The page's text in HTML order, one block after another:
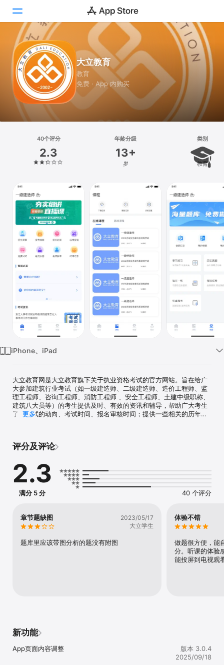
Today
游戏
App
Vision
Watch
大立教育
教育
免费 · App 内购买
40个评分
2.3
年龄分级
13+
岁
类别
教育
iPhone、iPad
大立教育网是大立教育旗下关于执业资格考试的官方网站。旨在给广
大参加建筑行业考试（如一级建造师、二级建造师、造价工程师、监
理工程师、咨询工程师、消防工程师 、安全工程师、土建中级职称、
建筑八大员等）的考生提供及时、有效的资讯和辅导，帮助广大考生
了解考试的动向、考试时间、报名审核时间；提供一些相关的历年真
大立教育是国内专业的建筑工程类执业资格考前培训机构，全国十佳
职业培训机构，原建设部干部学院战略合作单位。大立教育目前在全
国设有几十家直营分校，承担各类执业资格考试的高效培训，与多所
高等学府的知名教授以及考试辅导专家建立长期的合作关系，是业内
公认的师资力量雄厚、信息全面、针对性强的工程类执业资格考前辅
狠抓教学质量、注重服务、严格管理，以高效的教学优势成为行业通
过率很高的培训机构，为国家输送了一批又一批建筑人才！
大立特色
1、连锁品牌。大立教育是很早从事建筑工程培训的连锁教育品牌，在
授、中建集团考试辅导专家组成，教学质量非常好！
4、命中率高。大立教育凭借丰富的教学经验和强大的师资阵容，掌握
过率超高品牌！
5、反复听课。为学员提供便捷、有效的学习平台。参加面授班学员同
更多
评分及评论
2.3
满分 5 分 40 个评分
章节题缺图
2023/05/17
大立学生
题库里应该带图分析的题没有附图
体验不错
做题很方便，能
分。听课的体验
能投屏到电视观
新功能
App页面内容调整
版本 3.0.4
2025/09/18